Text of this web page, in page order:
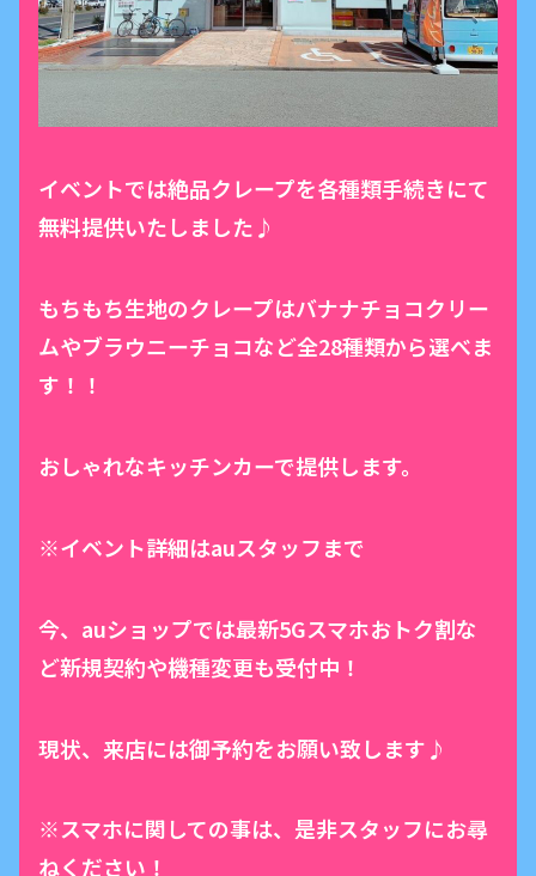
イベントでは絶品クレープを各種類手続きにて
無料提供いたしました♪
もちもち生地のクレープはバナナチョコクリー
ムやブラウニーチョコなど全28種類から選べま
す！！
おしゃれなキッチンカーで提供します。
※イベント詳細はauスタッフまで
今、auショップでは最新5Gスマホおトク割な
ど新規契約や機種変更も受付中！
現状、来店には御予約をお願い致します♪
※スマホに関しての事は、是非スタッフにお尋
ねください！